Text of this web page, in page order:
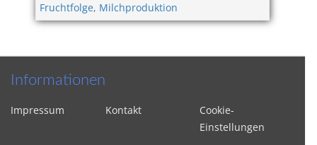
Fruchtfolge, Milchproduktion
Informationen
Impressum Kontakt
Cookie-
Einstellungen